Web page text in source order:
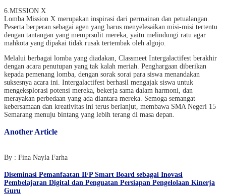
6.MISSION X
Lomba Mission X merupakan inspirasi dari permainan dan petualangan.
Peserta berperan sebagai agen yang harus menyelesaikan misi-misi tertentu
dengan tantangan yang memprsulit mereka, yaitu melindungi ratu agar
mahkota yang dipakai tidak rusak tertembak oleh algojo.
Melalui berbagai lomba yang diadakan, Classmeet Intergalactifest berakhir
dengan acara penutupan yang tak kalah meriah. Penghargaan diberikan
kepada pemenang lomba, dengan sorak sorai para siswa menandakan
suksesnya acara ini. Intergalactifest berhasil mengajak siswa untuk
mengeksplorasi potensi mereka, bekerja sama dalam harmoni, dan
merayakan perbedaan yang ada diantara mereka. Semoga semangat
kebersamaan dan kreativitas ini terus berlanjut, membawa SMA Negeri 15
Semarang menuju bintang yang lebih terang di masa depan.
Another Article
By : Fina Nayla Farha
Diseminasi Pemanfaatan IFP Smart Board sebagai Inovasi
Pembelajaran Digital dan Penguatan Persiapan Pengelolaan Kinerja
Guru